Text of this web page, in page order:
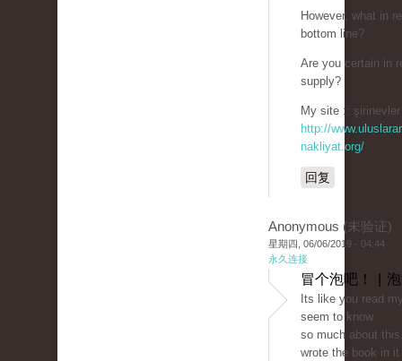
However, what in
bottom line?
Are you certain in
supply?
My site ::
http://
nakliyat.org/
回复
Anonymous (未验证)
星期四, 06/06/2019 - 04:44
永久连接
冒个泡吧！ |
Its like you read
seem to know
so much about
wrote the book in